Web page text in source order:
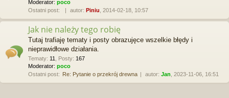
Moderator: poco
Ostatni post:
autor: Piniu , 2014-02-18, 10:57
Jak nie należy tego robię
Tutaj trafiaję tematy i posty obrazujęce wszelkie błędy i
nieprawidłowe działania.
Tematy: 11 Posty: 167
Moderator: poco
Ostatni post: Re: Pytanie o przekrój drewna autor: Jan , 2023-11-06, 16:51